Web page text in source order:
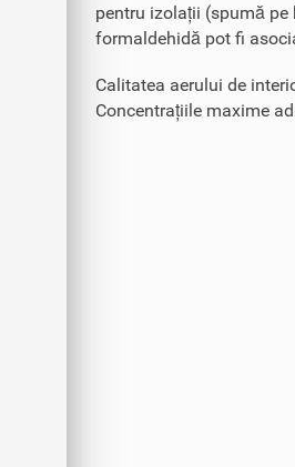
pentru izolații (spumă pe
formaldehidă pot fi
Calitatea aerului de
Concentrațiile maxime